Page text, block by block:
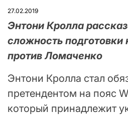
27.02.2019
Энтони Кролла
сложность подготовки
против Ломаченко
Энтони Кролла стал
претендентом на пояс
который принадлежит